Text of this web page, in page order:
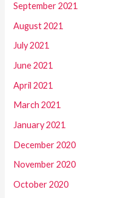
September 2021
August 2021
July 2021
June 2021
April 2021
March 2021
January 2021
December 2020
November 2020
October 2020